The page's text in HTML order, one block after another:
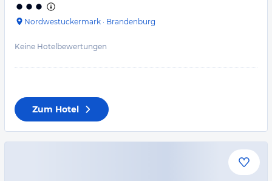
Nordwestuckermark · Brandenburg
Keine Hotelbewertungen
Zum Hotel